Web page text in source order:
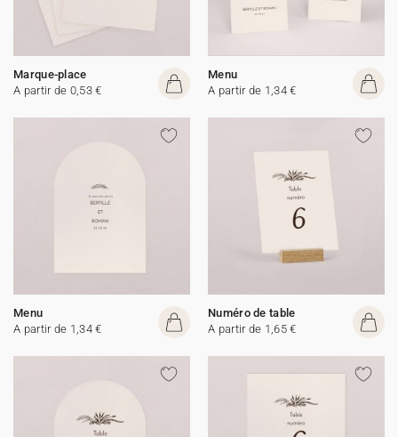
Marque-place
A partir de 0,53 €
Menu
A partir de 1,34 €
Menu
A partir de 1,34 €
Numéro de table
A partir de 1,65 €